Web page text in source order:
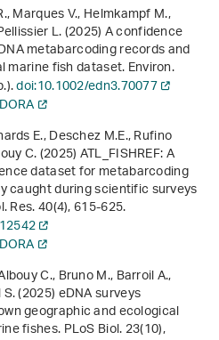
Marques V., Helmkampf M.,
L. (2025) A confidence
metabarcoding records and
fish dataset. Environ.
doi:10.1002/edn3.70077
E., Deschez M.E., Rufino
C. (2025) ATL_FISHREF: A
dataset for metabarcoding
caught during scientific surveys
Res.40(4), 615-625.
C., Bruno M., Barroil A.,
(2025) eDNA surveys
geographic and ecological
fishes. PLoS Biol.23(10),